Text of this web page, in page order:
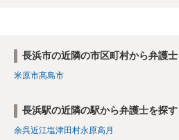
長浜市の近隣の市区町村から弁護
米原市高島市
長浜駅の近隣の駅から弁護士を探す
余呉近江塩津田村永原高月